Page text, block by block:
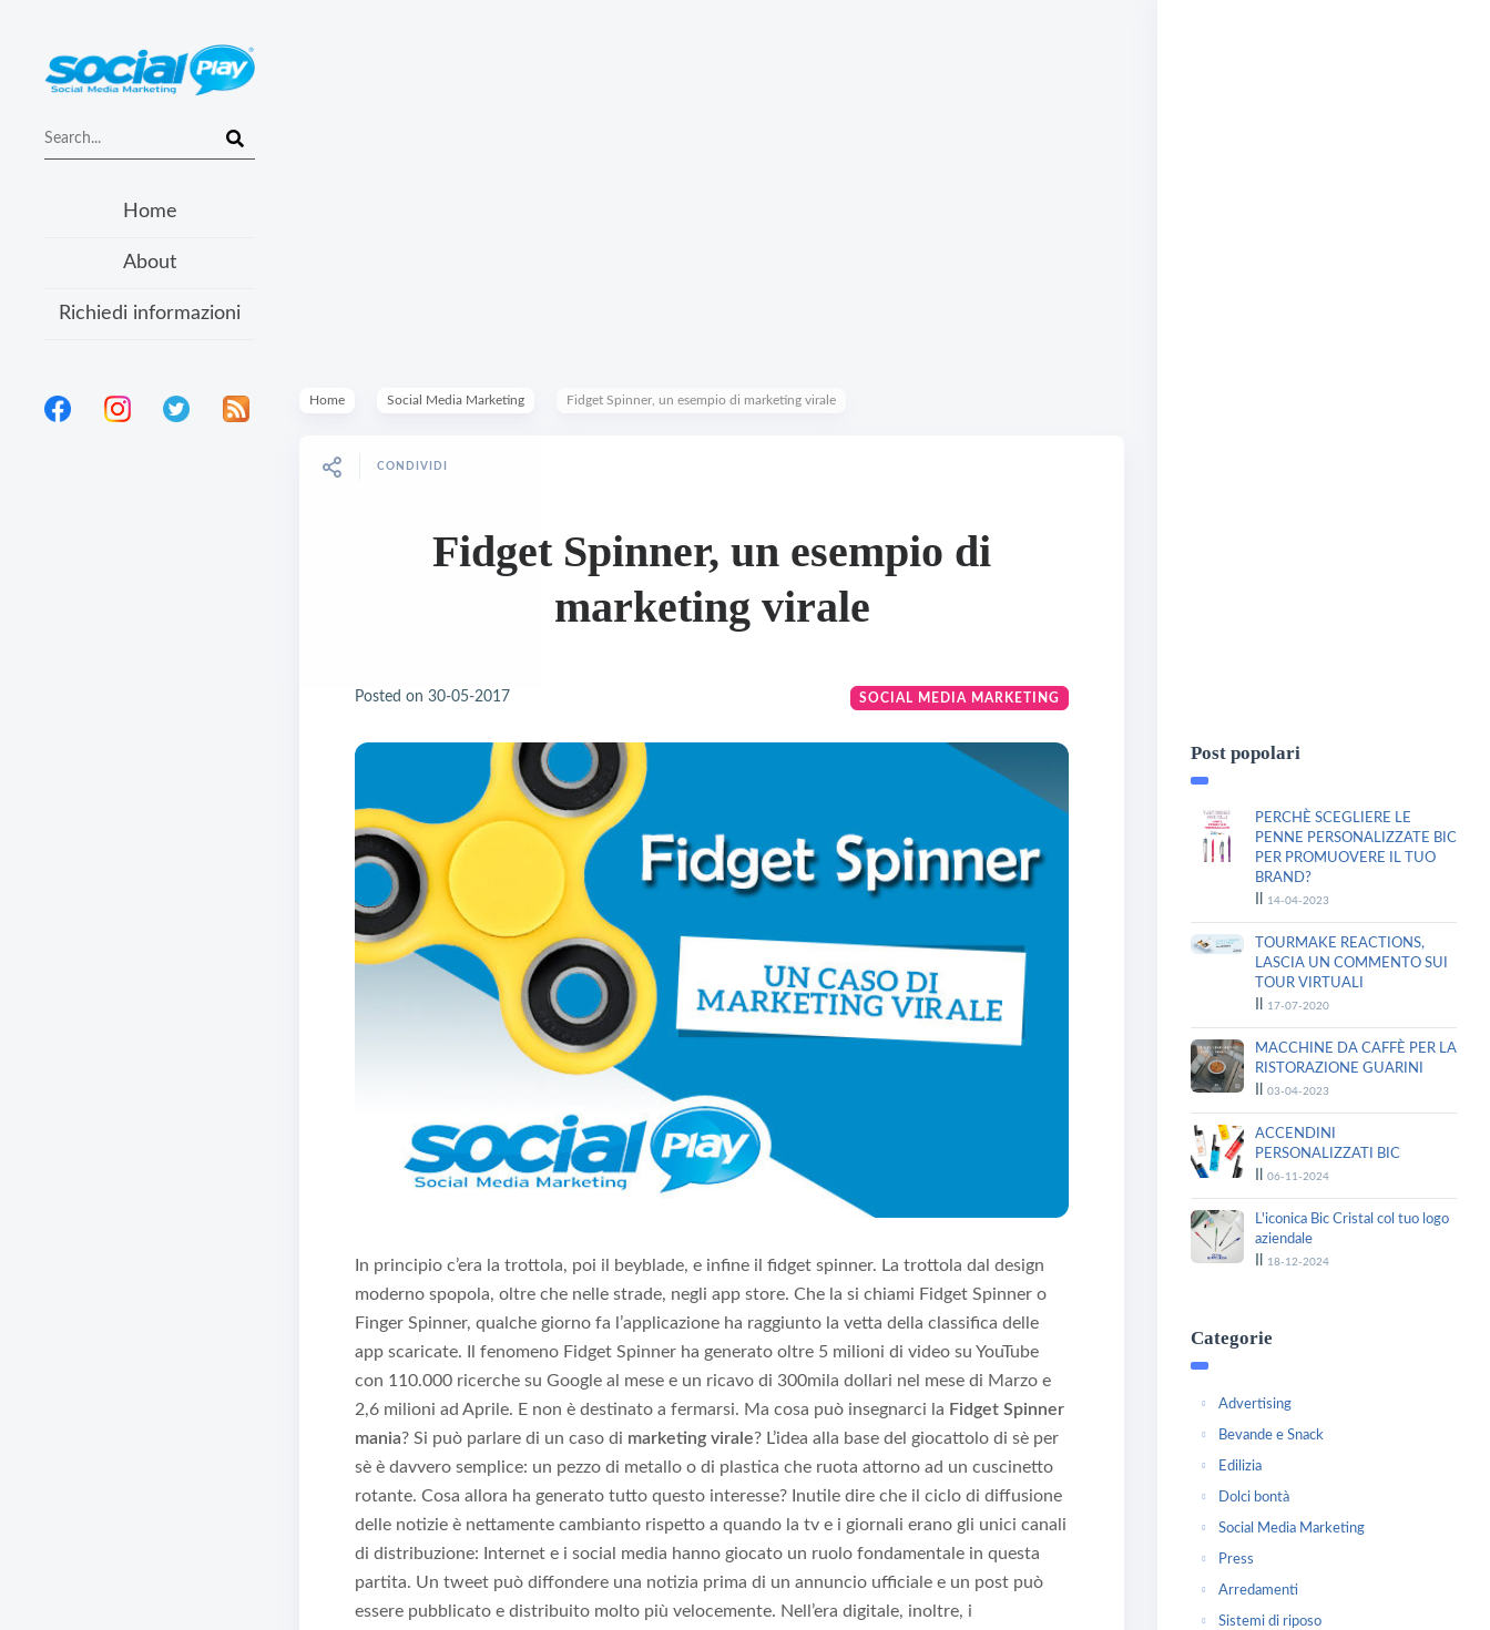
Home
About
Richiedi informazioni
Home Social Media Marketing Fidget Spinner, un esempio di marketing virale
CONDIVIDI
Fidget Spinner, un esempio di
marketing virale
Posted on 30-05-2017 SOCIAL MEDIA MARKETING
In principio c’era la trottola, poi il beyblade, e infine il fidget spinner. La trottola dal design
moderno spopola, oltre che nelle strade, negli app store. Che la si chiami Fidget Spinner o
Finger Spinner, qualche giorno fa l’applicazione ha raggiunto la vetta della classifica delle
app scaricate. Il fenomeno Fidget Spinner ha generato oltre 5 milioni di video su YouTube
con 110.000 ricerche su Google al mese e un ricavo di 300mila dollari nel mese di Marzo e
2,6 milioni ad Aprile. E non è destinato a fermarsi. Ma cosa può insegnarci la Fidget Spinner
mania? Si può parlare di un caso di marketing virale? L’idea alla base del giocattolo di sè per
sè è davvero semplice: un pezzo di metallo o di plastica che ruota attorno ad un cuscinetto
rotante. Cosa allora ha generato tutto questo interesse? Inutile dire che il ciclo di diffusione
delle notizie è nettamente cambianto rispetto a quando la tv e i giornali erano gli unici canali
di distribuzione: Internet e i social media hanno giocato un ruolo fondamentale in questa
partita. Un tweet può diffondere una notizia prima di un annuncio ufficiale e un post può
essere pubblicato e distribuito molto più velocemente. Nell’era digitale, inoltre, i
Post popolari
PERCHÈ SCEGLIERE LE
PENNE PERSONALIZZATE BIC
PER PROMUOVERE IL TUO
BRAND?
14-04-2023
TOURMAKE REACTIONS,
LASCIA UN COMMENTO SUI
TOUR VIRTUALI
17-07-2020
MACCHINE DA CAFFÈ PER LA
RISTORAZIONE GUARINI
03-04-2023
ACCENDINI
PERSONALIZZATI BIC
06-11-2024
L'iconica Bic Cristal col tuo logo
aziendale
18-12-2024
Categorie
Advertising
Bevande e Snack
Edilizia
Dolci bontà
Social Media Marketing
Press
Arredamenti
Sistemi di riposo